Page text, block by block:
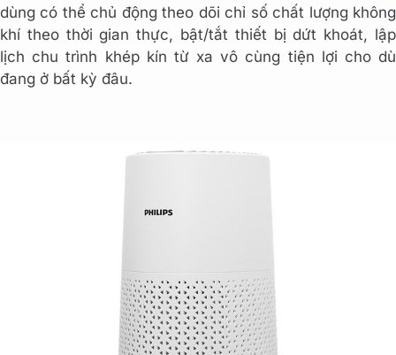
dùng có thể chủ động theo dõi chỉ số chất lượng không
khí theo thời gian thực, bật/tắt thiết bị dứt khoát, lập
lịch chu trình khép kín từ xa vô cùng tiện lợi cho dù
đang ở bất kỳ đâu.